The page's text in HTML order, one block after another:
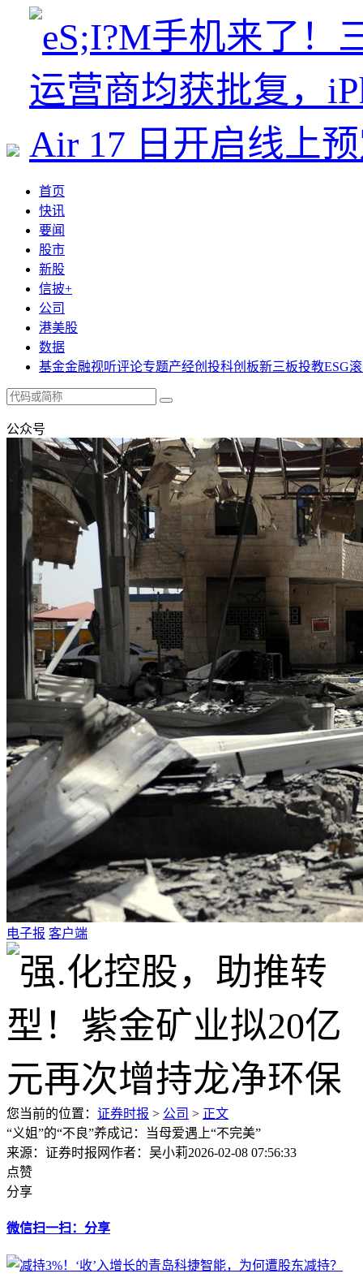
首页
快讯
要闻
股市
新股
信披+
公司
港美股
数据
基金金融视听评论专题产经创投科创板新三板投教ESG
公众号
电子报 客户端
您当前的位置： 证券时报 > 公司 > 正文
“义姐”的“不良”养成记：当母爱遇上“不完美”
来源：证券时报网作者：吴小莉2026-02-08 07:56:33
点赞
分享
微信扫一扫：分享